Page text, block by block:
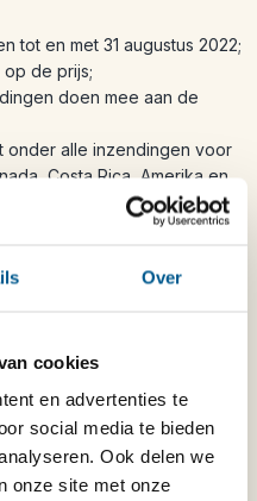
Over
cookies
en advertenties te
social media te bieden
Ook delen we
onze site met onze
tot en met 31 augustus 2022;
op de prijs;
doen mee aan de
onder alle inzendingen voor
Costa Rica, Amerika en
Travel om deel te kunnen
naar een nieuwe
aanbod.);
je ermee akkoord dat Riksja
je akkoord met het
relevante mailings van
gebruikt voor
relevante mailings;
hun naaste familieleden,